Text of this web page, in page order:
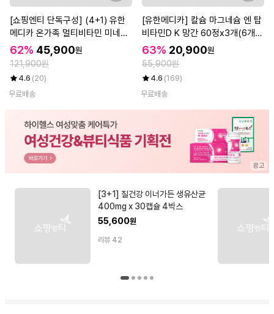
[쇼핑엔티 단독구성] (4+1) 유한
메디카 온가족 멀티비타민 미네랄
엔 탑 원데이 90정 총 5개(15개월
분)
62% 45,900원
121,900원
4.6 (20)
무료배송
[유한메디카] 칼슘 마그네슘 엔 탑
비타민D K 망간 60정x3개(6개월
분)
63% 20,900원
55,900원
4.6 (169)
무료배송
[3+1] 질건강 이너가든 생유산균
400mg x 30캡슐 4박스
55,600원
리뷰 42